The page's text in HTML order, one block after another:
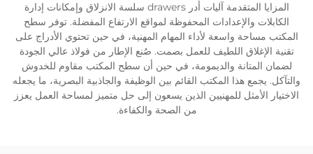
المزايا المتقدمة آليات أدر drawers سلسة الانزلاق وإمكانات إدارة
الكابلات والإعدادات المحفوظة لمواقع الارتفاع المفضلة. توفر سطح
المكتب مساحة واسعة لأداء المهام المهنية، في حين تحتوي الأدراج على
تقنية الإغلاق اللطيف للعمل بصمت. صُنع الإطار من فولاذ عالي الجودة
لضمان المتانة والديمومة، في حين أن سطح المكتب مقاوم للخدوش
والتآكل. يجمع هذا المكتب القائم بين الوظيفة والجاذبية البصرية، ما يجعله
الاختيار الأمثل للمهنيين الذين يسعون إلى حل متميز لمساحة العمل يعزز
من الصحة والكفاءة.